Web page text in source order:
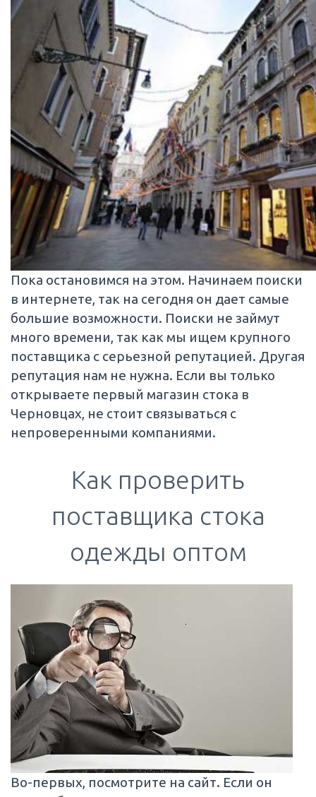
Пока остановимся на этом. Начинаем поиски
в интернете, так на сегодня он дает самые
большие возможности. Поиски не займут
много времени, так как мы ищем крупного
поставщика с серьезной репутацией. Другая
репутация нам не нужна. Если вы только
открываете первый магазин стока в
Черновцах, не стоит связываться с
непроверенными компаниями.
Как проверить
поставщика стока
одежды оптом
Во-первых, посмотрите на сайт. Если он